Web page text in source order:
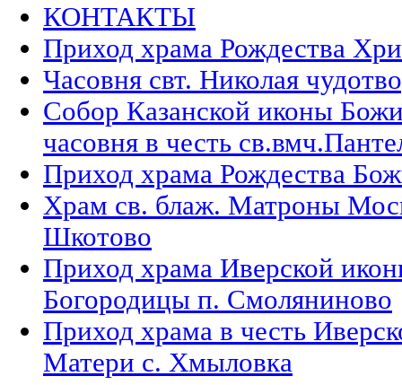
КОНТАКТЫ
Приход храма Рождества
Часовня свт. Николая
Собор Казанской иконы
часовня в честь
Приход храма Рождества
Храм св. блаж. Матроны
Шкотово
Приход храма Иверской
Богородицы п. Смоляниново
Приход храма в честь
Матери с. Хмыловка